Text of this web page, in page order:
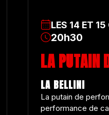
LES 14 ET 15
20h30
LA PUTAIN
LA BELLINI
La putain de
performance de